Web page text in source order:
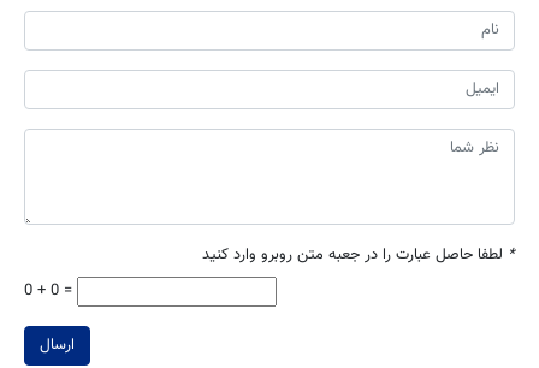
* لطفا حاصل عبارت را در جعبه متن روبرو وارد کنید
0 + 0 =
ارسال